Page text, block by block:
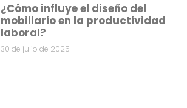
¿Cómo influye el diseño del
mobiliario en la productividad
laboral?
30 de julio de 2025